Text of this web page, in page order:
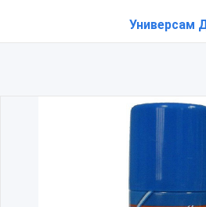
Универсам